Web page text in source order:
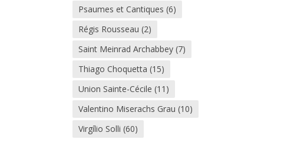
Psaumes et Cantiques (6)
Régis Rousseau (2)
Saint Meinrad Archabbey (7)
Thiago Choquetta (15)
Union Sainte-Cécile (11)
Valentino Miserachs Grau (10)
Virgílio Solli (60)